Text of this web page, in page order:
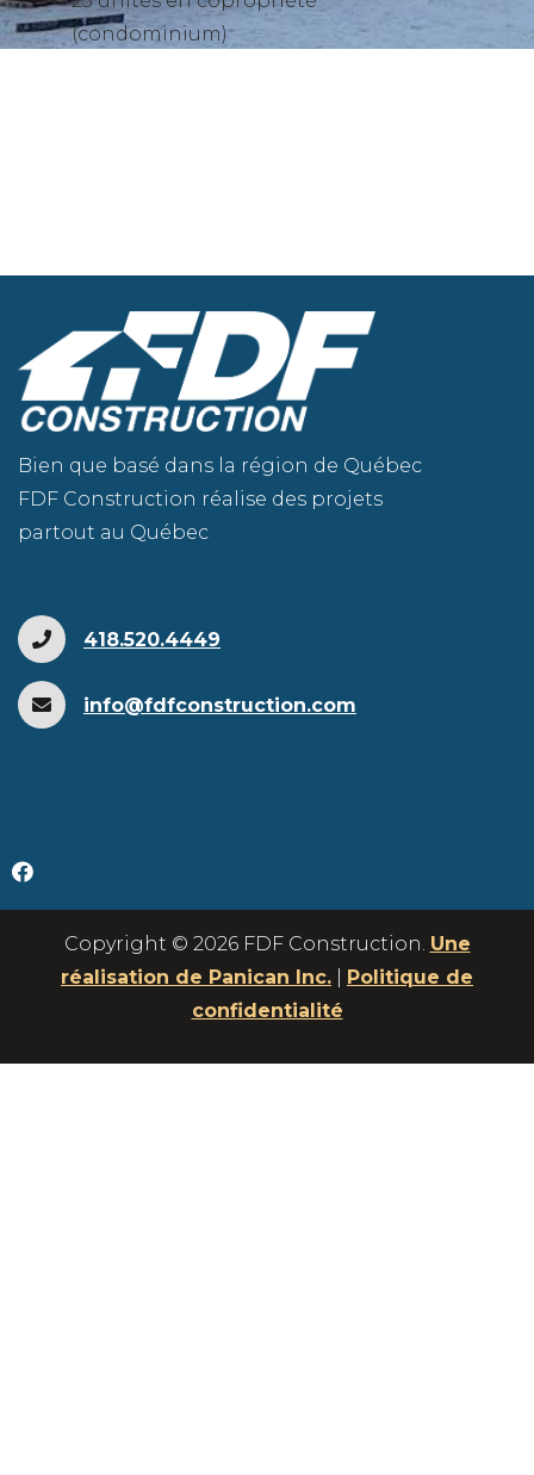
(condominium)
Bien que basé dans la région de Québec
FDF Construction réalise des projets
partout au Québec
418.520.4449
info@fdfconstruction.com
Copyright © 2026 FDF Construction. Une
réalisation de Panican Inc.
Politique de
confidentialité